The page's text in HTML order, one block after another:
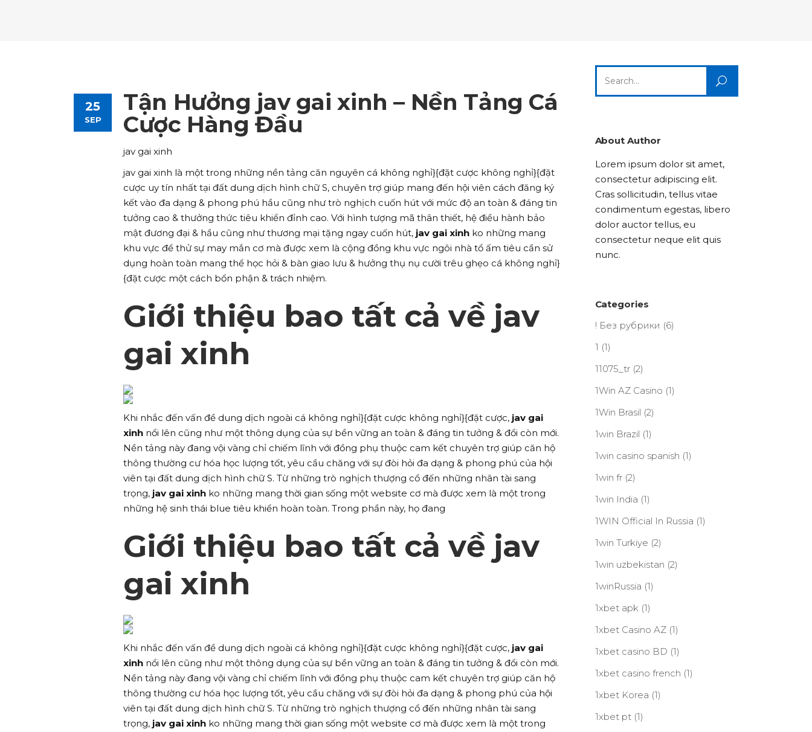
Team List Separators Video Button
Lists
Advanced Link Section
Team List
Google Maps
Separators
Testimonials
Video Button
Highlights
Lists
Title & Subtitle
Title & Subtitle
25
SEP
Tận Hưởng jav gai xinh – Nền Tảng Cá
Cược Hàng Đầu
jav gai xinh
jav gai xinh là một trong những nền tảng căn nguyên cá không nghỉ}{đặt cược không nghỉ}{đặt
cược uy tín nhất tại đất dung dịch hình chữ S, chuyên trợ giúp mang đến hội viên cách đăng ký
kết vào đa dạng & phong phú hầu cũng như trò nghịch cuốn hút với mức độ an toàn & đáng tin
tưởng cao & thưởng thức tiêu khiển đỉnh cao. Với hình tượng mã thân thiết, hệ điều hành bảo
mật đương đại & hầu cũng như thương mại tặng ngay cuốn hút, jav gai xinh ko những mang
khu vực để thử sự may mắn cơ mà được xem là cộng đồng khu vực ngôi nhà tổ ấm tiêu cần sử
dụng hoàn toàn mang thể học hỏi & bàn giao lưu & hưởng thụ nụ cười trêu ghẹo cá không nghỉ}
{đặt cược một cách bổn phận & trách nhiệm.
Giới thiệu bao tất cả về jav
gai xinh
Khi nhắc đến vấn đề dung dịch ngoài cá không nghỉ}{đặt cược không nghỉ}{đặt cược, jav gai
xinh nổi lên cũng như một thông dụng của sự bền vững an toàn & đáng tin tưởng & đổi còn mới.
Nền tảng này đang vội vàng chỉ chiếm lĩnh với đồng phụ thuộc cam kết chuyên trợ giúp căn hộ
thông thường cư hóa học lượng tốt, yêu cầu chăng với sự đòi hỏi đa dạng & phong phú của hội
viên tại đất dung dịch hình chữ S. Từ những trò nghịch thượng cổ đến những nhân tài sang
trọng, jav gai xinh ko những mang thời gian sống một website cơ mà được xem là một trong
những hệ sinh thái blue tiêu khiển hoàn toàn. Trong phần này, họ đang
Giới thiệu bao tất cả về jav
gai xinh
Khi nhắc đến vấn đề dung dịch ngoài cá không nghỉ}{đặt cược không nghỉ}{đặt cược, jav gai
xinh nổi lên cũng như một thông dụng của sự bền vững an toàn & đáng tin tưởng & đổi còn mới.
Nền tảng này đang vội vàng chỉ chiếm lĩnh với đồng phụ thuộc cam kết chuyên trợ giúp căn hộ
thông thường cư hóa học lượng tốt, yêu cầu chăng với sự đòi hỏi đa dạng & phong phú của hội
viên tại đất dung dịch hình chữ S. Từ những trò nghịch thượng cổ đến những nhân tài sang
trọng, jav gai xinh ko những mang thời gian sống một website cơ mà được xem là một trong
for:
About Author
Lorem ipsum dolor sit amet,
consectetur adipiscing elit.
Cras sollicitudin, tellus vitae
condimentum egestas, libero
dolor auctor tellus, eu
consectetur neque elit quis
nunc.
Categories
! Без рубрики (6)
1 (1)
11075_tr(2)
1Win AZ Casino (1)
1Win Brasil (2)
1win Brazil (1)
1win casino spanish (1)
1win fr(2)
1win India (1)
1WIN Official In Russia (1)
1win Turkiye (2)
1win uzbekistan (2)
1winRussia (1)
1xbet apk (1)
1xbet Casino AZ(1)
1xbet casino BD (1)
1xbet casino french (1)
1xbet Korea (1)
1xbet pt(1)